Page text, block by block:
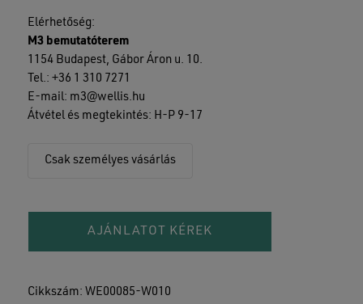
Elérhetőség:
M3 bemutatóterem
1154 Budapest, Gábor Áron u. 10.
Tel.: +36 1 310 7271
E-mail: m3@wellis.hu
Átvétel és megtekintés: H-P 9-17
Csak személyes vásárlás
AJÁNLATOT KÉREK
Cikkszám: WE00085-W010